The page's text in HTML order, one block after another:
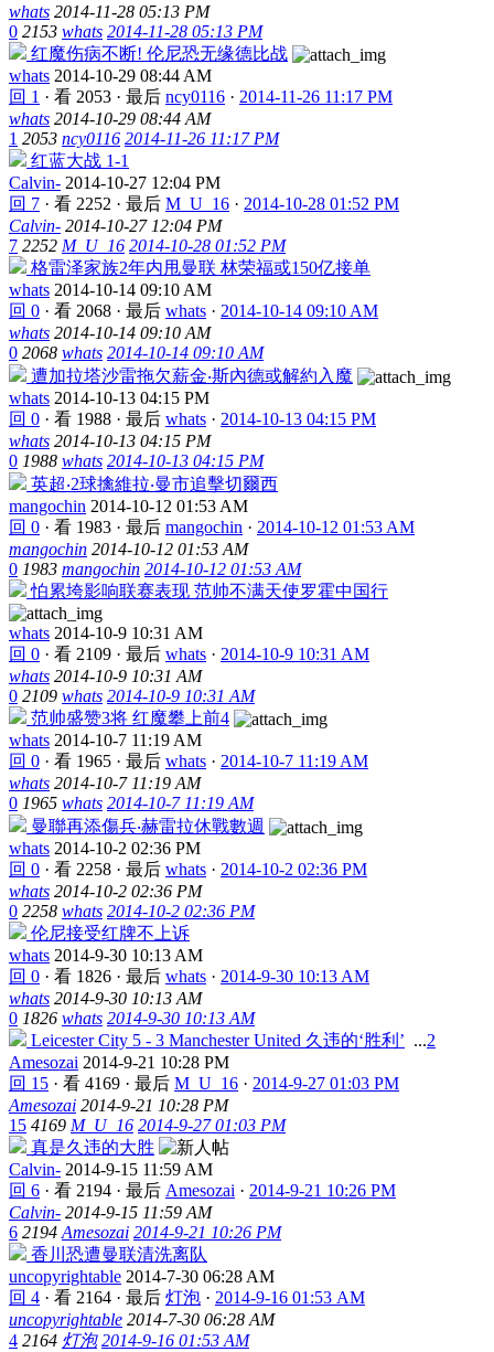
whats 2014-11-28 05:13 PM
0 2153 whats 2014-11-28 05:13 PM
红魔伤病不断! 伦尼恐无缘德比战
whats 2014-10-29 08:44 AM
回 1 · 看 2053 · 最后 ncy0116 · 2014-11-26 11:17 PM
whats 2014-10-29 08:44 AM
1 2053 ncy0116 2014-11-26 11:17 PM
红蓝大战 1-1
Calvin- 2014-10-27 12:04 PM
回 7 · 看 2252 · 最后 M_U_16 · 2014-10-28 01:52 PM
Calvin- 2014-10-27 12:04 PM
7 2252 M_U_16 2014-10-28 01:52 PM
格雷泽家族2年内甩曼联 林荣福或150亿接单
whats 2014-10-14 09:10 AM
回 0 · 看 2068 · 最后 whats · 2014-10-14 09:10 AM
whats 2014-10-14 09:10 AM
0 2068 whats 2014-10-14 09:10 AM
遭加拉塔沙雷拖欠薪金‧斯內德或解約入魔
whats 2014-10-13 04:15 PM
回 0 · 看 1988 · 最后 whats · 2014-10-13 04:15 PM
whats 2014-10-13 04:15 PM
0 1988 whats 2014-10-13 04:15 PM
英超‧2球擒維拉‧曼市追擊切爾西
mangochin 2014-10-12 01:53 AM
回 0 · 看 1983 · 最后 mangochin · 2014-10-12 01:53 AM
mangochin 2014-10-12 01:53 AM
0 1983 mangochin 2014-10-12 01:53 AM
怕累垮影响联赛表现 范帅不满天使罗霍中国行
whats 2014-10-9 10:31 AM
回 0 · 看 2109 · 最后 whats · 2014-10-9 10:31 AM
whats 2014-10-9 10:31 AM
0 2109 whats 2014-10-9 10:31 AM
范帅盛赞3将 红魔攀上前4
whats 2014-10-7 11:19 AM
回 0 · 看 1965 · 最后 whats · 2014-10-7 11:19 AM
whats 2014-10-7 11:19 AM
0 1965 whats 2014-10-7 11:19 AM
曼聯再添傷兵‧赫雷拉休戰數週
whats 2014-10-2 02:36 PM
回 0 · 看 2258 · 最后 whats · 2014-10-2 02:36 PM
whats 2014-10-2 02:36 PM
0 2258 whats 2014-10-2 02:36 PM
伦尼接受红牌不上诉
whats 2014-9-30 10:13 AM
回 0 · 看 1826 · 最后 whats · 2014-9-30 10:13 AM
whats 2014-9-30 10:13 AM
0 1826 whats 2014-9-30 10:13 AM
Leicester City 5 - 3 Manchester United 久违的‘胜利’ ...2
Amesozai 2014-9-21 10:28 PM
回 15 · 看 4169 · 最后 M_U_16 · 2014-9-27 01:03 PM
Amesozai 2014-9-21 10:28 PM
15 4169 M_U_16 2014-9-27 01:03 PM
真是久违的大胜
Calvin- 2014-9-15 11:59 AM
回 6 · 看 2194 · 最后 Amesozai · 2014-9-21 10:26 PM
Calvin- 2014-9-15 11:59 AM
6 2194 Amesozai 2014-9-21 10:26 PM
香川恐遭曼联清洗离队
uncopyrightable 2014-7-30 06:28 AM
回 4 · 看 2164 · 最后 灯泡 · 2014-9-16 01:53 AM
uncopyrightable 2014-7-30 06:28 AM
4 2164 灯泡 2014-9-16 01:53 AM